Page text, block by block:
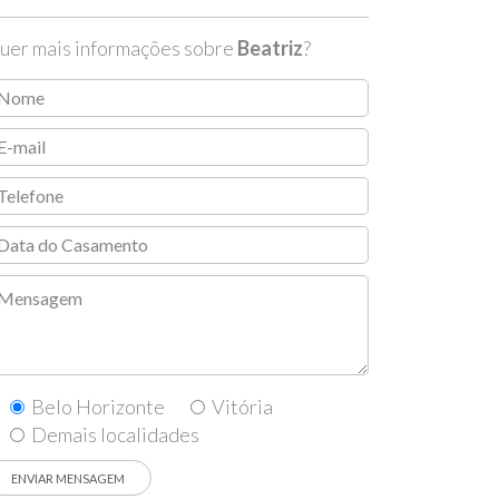
mais informações sobre Beatriz?
Belo Horizonte
Vitória
Demais localidades